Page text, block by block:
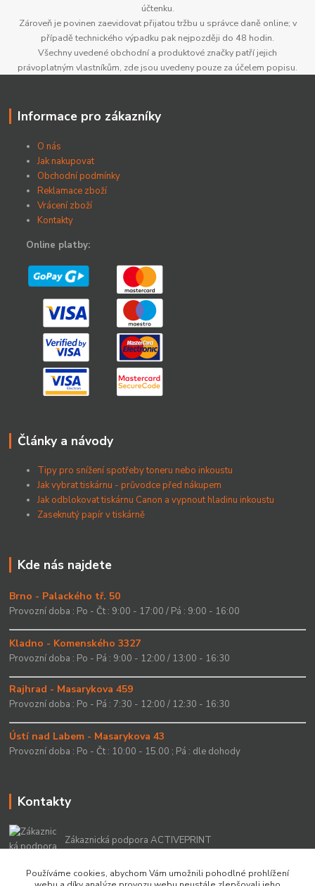
účtenku.
Zároveň je povinen zaevidovat přijatou tržbu u správce daně online; v
případě technického výpadku pak nejpozději do 48 hodin.
Všechny uvedené obchodní a produktové značky patří jejich
právoplatným vlastníkům, zde jsou uvedeny pouze za účelem popisu.
Informace pro zákazníky
O nás
Jak nakupovat
Obchodní podmínky
Reklamace zboží
Vrácení zboží
Kontakty
Online platby:
Články a návody
Tipy pro snížení spotřeby toneru nebo inkoustu
Jak vybrat tiskárnu - průvodce před nákupem
Jak odblokovat tiskárnu Canon a vypnout hladinu inkoustu
Zaseknutý papír v tiskárně
Kde nás najdete
Brno - Palackého tř. 50
Provozní doba : Po - Čt : 9:00 - 17:00 / Pá : 9:00 - 16:00
Kladno - Komenského 3327
Provozní doba : Po - Pá : 9:00 - 12:00 / 13:00 - 16:30
Rajhrad - Masarykova 459
Provozní doba : Po - Pá : 7:30 - 12:00 / 12:30 - 16:30
Ústí nad Labem - Masarykova 43
Provozní doba : Po - Čt : 10:00 - 15.00 ; Pá : dle dohody
Kontakty
Zákaznická podpora ACTIVEPRINT
+420 549 213 756
Používáme cookies, abychom Vám umožnili pohodlné prohlížení